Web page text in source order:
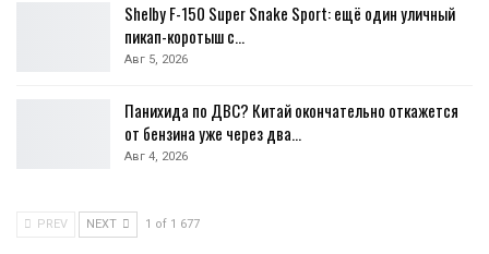
Shelby F-150 Super Snake Sport: ещё один уличный
пикап-коротыш с…
Авг 5, 2026
Панихида по ДВС? Китай окончательно откажется
от бензина уже через два…
Авг 4, 2026
PREV NEXT 1 of 1 677